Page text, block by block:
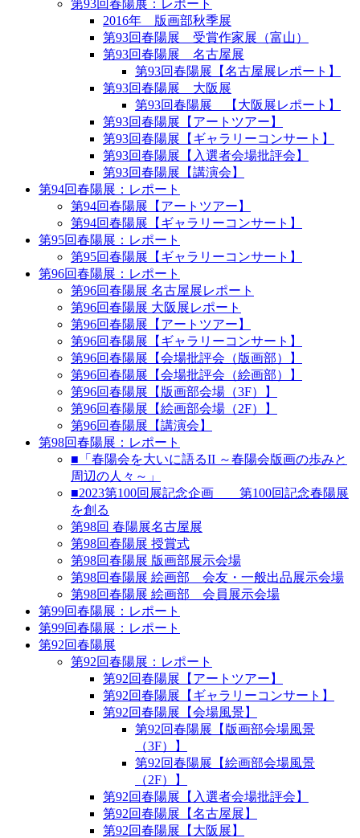
第93回春陽展：レポート
2016年 版画部秋季展
第93回春陽展 受賞作家展（富山）
第93回春陽展 名古屋展
第93回春陽展【名古屋展レポート】
第93回春陽展 大阪展
第93回春陽展 【大阪展レポート】
第93回春陽展【アートツアー】
第93回春陽展【ギャラリーコンサート】
第93回春陽展【入選者会場批評会】
第93回春陽展【講演会】
第94回春陽展：レポート
第94回春陽展【アートツアー】
第94回春陽展【ギャラリーコンサート】
第95回春陽展：レポート
第95回春陽展【ギャラリーコンサート】
第96回春陽展：レポート
第96回春陽展 名古屋展レポート
第96回春陽展 大阪展レポート
第96回春陽展【アートツアー】
第96回春陽展【ギャラリーコンサート】
第96回春陽展【会場批評会（版画部）】
第96回春陽展【会場批評会（絵画部）】
第96回春陽展【版画部会場（3F）】
第96回春陽展【絵画部会場（2F）】
第96回春陽展【講演会】
第98回春陽展：レポート
■「春陽会を大いに語るII ～春陽会版画の歩みと
周辺の人々～」
■2023第100回展記念企画 第100回記念春陽展
を創る
第98回 春陽展名古屋展
第98回春陽展 授賞式
第98回春陽展 版画部展示会場
第98回春陽展 絵画部 会友・一般出品展示会場
第98回春陽展 絵画部 会員展示会場
第99回春陽展：レポート
第99回春陽展：レポート
第92回春陽展
第92回春陽展：レポート
第92回春陽展【アートツアー】
第92回春陽展【ギャラリーコンサート】
第92回春陽展【会場風景】
第92回春陽展【版画部会場風景
（3F）】
第92回春陽展【絵画部会場風景
（2F）】
第92回春陽展【入選者会場批評会】
第92回春陽展【名古屋展】
第92回春陽展【大阪展】